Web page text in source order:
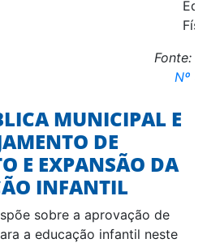
Fonte:
Nº
MUNICIPAL E
DE
E EXPANSÃO DA
INFANTIL
sobre a aprovação de
a educação infantil neste